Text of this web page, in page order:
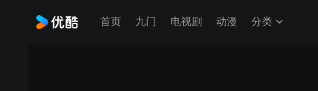
首页 九门 电视剧 动漫 分类